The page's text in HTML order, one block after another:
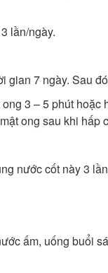
lần/ngày.
gian 7 ngày. Sau
3 – 5 phút hoặc
ong sau khi hấp
nước cốt này 3
ấm, uống buổi